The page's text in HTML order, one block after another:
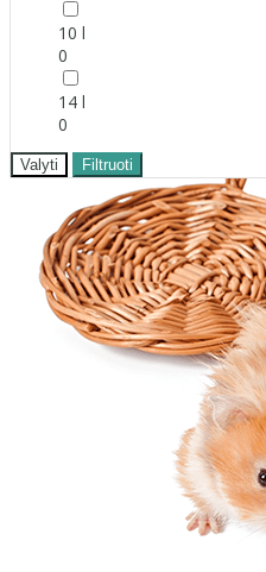
10 l
0
14 l
0
Valyti Filtruoti